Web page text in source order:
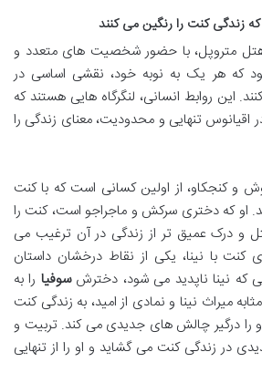
زندگی کنت را رنگین می کنند
متروپل، با حضور شخصیت های متعدد و
که هر یک به نوبه خود، نقشی اساسی در
این روابط انسانی، لنگرگاه هایی هستند که
تنهایی و محدودیت، معنای زندگی را
و کنجکاو، از اولین کسانی است که با کنت
او که دختری سرکش و ماجراجو است، کنت را
و درک عمیق تر از زندگی در آن ترغیب می
کنت با نینا، یکی از نقاط درخشان داستان
که نینا ناپدید می شود، دخترشسوفیا را به
میراث نینا و نمادی از امید، به زندگی کنت
را درگیر چالش های جدیدی می کند. تربیت و
در زندگی کنت می گشاید و او را از تنهایی